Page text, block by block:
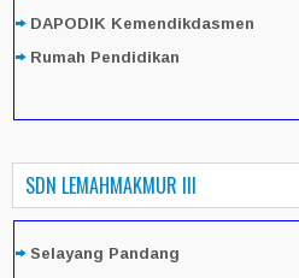
DAPODIK Kemendikdasmen
Rumah Pendidikan
SDN LEMAHMAKMUR III
Selayang Pandang